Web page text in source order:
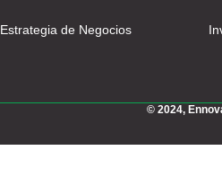
Estrategia de Negocios
© 2024,